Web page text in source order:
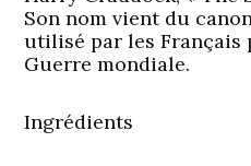
Son nom vient du
utilisé par les Français
Guerre mondiale.
Ingrédients